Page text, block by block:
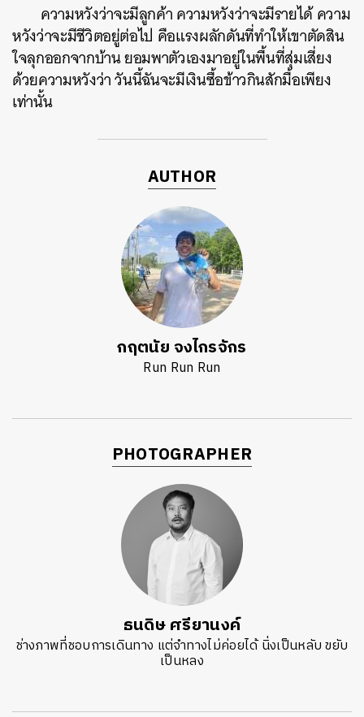
ความหวังว่าจะมีลูกค้า ความหวังว่าจะมีรายได้ ความ
หวังว่าจะมีชีวิตอยู่ต่อไป คือแรงผลักดันที่ทำให้เขาตัดสิน
ใจลุกออกจากบ้าน ยอมพาตัวเองมาอยู่ในพื้นที่สุ่มเสี่ยง
ด้วยความหวังว่า วันนี้ฉันจะมีเงินซื้อข้าวกินสักมื้อเพียง
เท่านั้น
AUTHOR
กฤตนัย จงไกรจักร
Run Run Run
PHOTOGRAPHER
ธนดิษ​ ศรี​ยา​นงค์​
ช่างภาพที่ชอบการเดินทาง แต่จำทางไม่ค่อยได้ นิ่งเป็นหลับ ขยับ
เป็นหลง